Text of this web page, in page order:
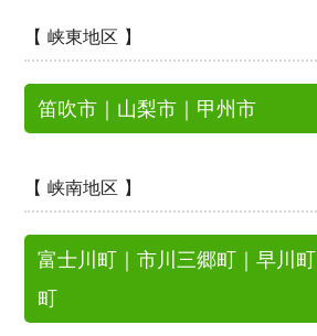
【 峡東地区 】
笛吹市 ｜ 山梨市 ｜ 甲州市
【 峡南地区 】
富士川町 ｜市川三郷町 ｜早川町
町